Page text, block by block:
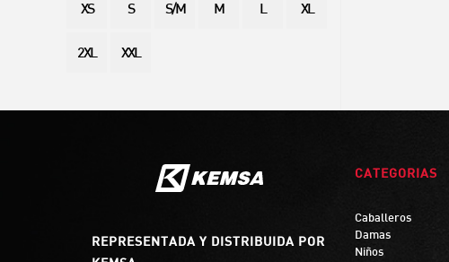
XS S S/M M L XL
2XL XXL
REPRESENTADA Y DISTRIBUIDA POR
CATEGORIAS
Caballeros
Damas
Niños